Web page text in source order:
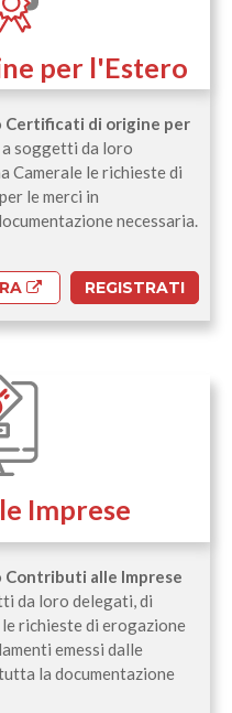
per l'Estero
Certificati di origine per
a soggetti da loro
Camerale le richieste di
le merci in
necessaria.
REGISTRATI
Imprese
Contributi alle Imprese
da loro delegati, di
richieste di erogazione
emessi dalle
la documentazione